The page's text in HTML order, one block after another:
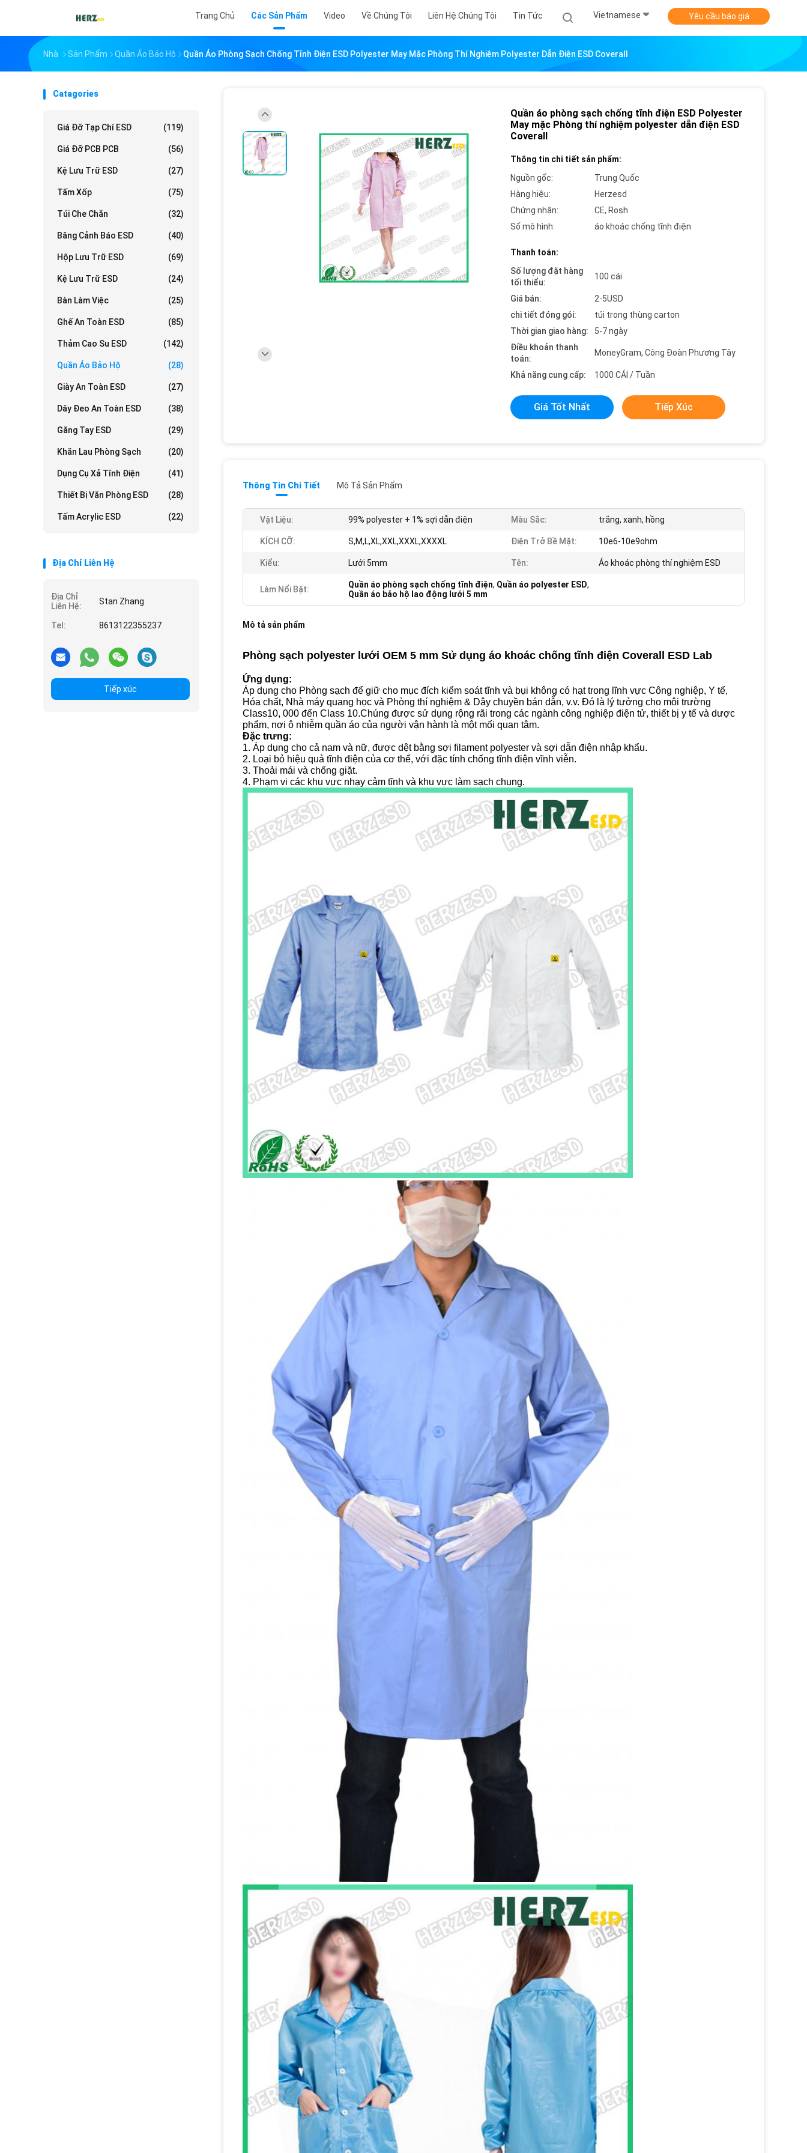
Trang Chủ Các Sản Phẩm Video Về Chúng Tôi Liên Hệ Chúng Tôi Tin Tức Vietnamese Yêu cầu báo giá
Nhà Sản Phẩm Quần Áo Bảo Hộ Quần Áo Phòng Sạch Chống Tĩnh Điện ESD Polyester May Mặc Phòng Thí Nghiệm Polyester Dẫn Điện ESD Coverall
Catagories
Giá Đỡ Tạp Chí ESD (119)
Giá Đỡ PCB PCB (56)
Kệ Lưu Trữ ESD (27)
Tấm Xốp (75)
Túi Che Chắn (32)
Băng Cảnh Báo ESD (40)
Hộp Lưu Trữ ESD (69)
Kệ Lưu Trữ ESD (24)
Bàn Làm Việc (25)
Ghế An Toàn ESD (85)
Thảm Cao Su ESD (142)
Quần Áo Bảo Hộ (28)
Giày An Toàn ESD (27)
Dây Đeo An Toàn ESD (38)
Găng Tay ESD (29)
Khăn Lau Phòng Sạch (20)
Dụng Cụ Xả Tĩnh Điện (41)
Thiết Bị Văn Phòng ESD (28)
Tấm Acrylic ESD (22)
Địa Chỉ Liên Hệ
Địa Chỉ
Liên Hệ:
Stan Zhang
Tel: 8613122355237
Tiếp xúc
Quần áo phòng sạch chống tĩnh điện ESD Polyester
May mặc Phòng thí nghiệm polyester dẫn điện ESD
Coverall
Thông tin chi tiết sản phẩm:
Nguồn gốc:
Trung Quốc
Hàng hiệu:
Herzesd
Chứng nhận:
CE, Rosh
Số mô hình:
áo khoác chống tĩnh điện
Thanh toán:
Số lượng đặt hàng
tối thiểu:
100 cái
Giá bán:
2-5USD
chi tiết đóng gói:
túi trong thùng carton
Thời gian giao hàng:
5-7 ngày
Điều khoản thanh
toán:
MoneyGram, Công Đoàn Phương Tây
Khả năng cung cấp: 1000 CÁI / Tuần
Giá Tốt Nhất Tiếp Xúc
Thông Tin Chi Tiết Mô Tả Sản Phẩm
Vật Liệu: 99% polyester + 1% sợi dẫn điện Màu Sắc: trắng, xanh, hồng
KÍCH CỠ: S,M,L,XL,XXL,XXXL,XXXXL Điện Trở Bề Mặt: 10e6-10e9ohm
Kiểu: Lưới 5mm Tên: Áo khoác phòng thí nghiệm ESD
Làm Nổi Bật: Quần áo phòng sạch chống tĩnh điện, Quần áo polyester ESD,
Quần áo bảo hộ lao động lưới 5 mm
Mô tả sản phẩm
Phòng sạch polyester lưới OEM 5 mm Sử dụng áo khoác chống tĩnh điện Coverall ESD Lab
Ứng dụng:
Áp dụng cho Phòng sạch để giữ cho mục đích kiểm soát tĩnh và bụi không có hạt trong lĩnh vực Công nghiệp, Y tế,
Hóa chất, Nhà máy quang học và Phòng thí nghiệm & Dây chuyền bán dẫn, v.v. Đó là lý tưởng cho môi trường
Class10, 000 đến Class 10.Chúng được sử dụng rộng rãi trong các ngành công nghiệp điện tử, thiết bị y tế và dược
phẩm, nơi ô nhiễm quần áo của người vận hành là một mối quan tâm.
Đặc trưng:
1. Áp dụng cho cả nam và nữ, được dệt bằng sợi filament polyester và sợi dẫn điện nhập khẩu.
2. Loại bỏ hiệu quả tĩnh điện của cơ thể, với đặc tính chống tĩnh điện vĩnh viễn.
3. Thoải mái và chống giặt.
4. Phạm vi các khu vực nhạy cảm tĩnh và khu vực làm sạch chung.